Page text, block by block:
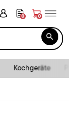
0 0

Kochgeräte